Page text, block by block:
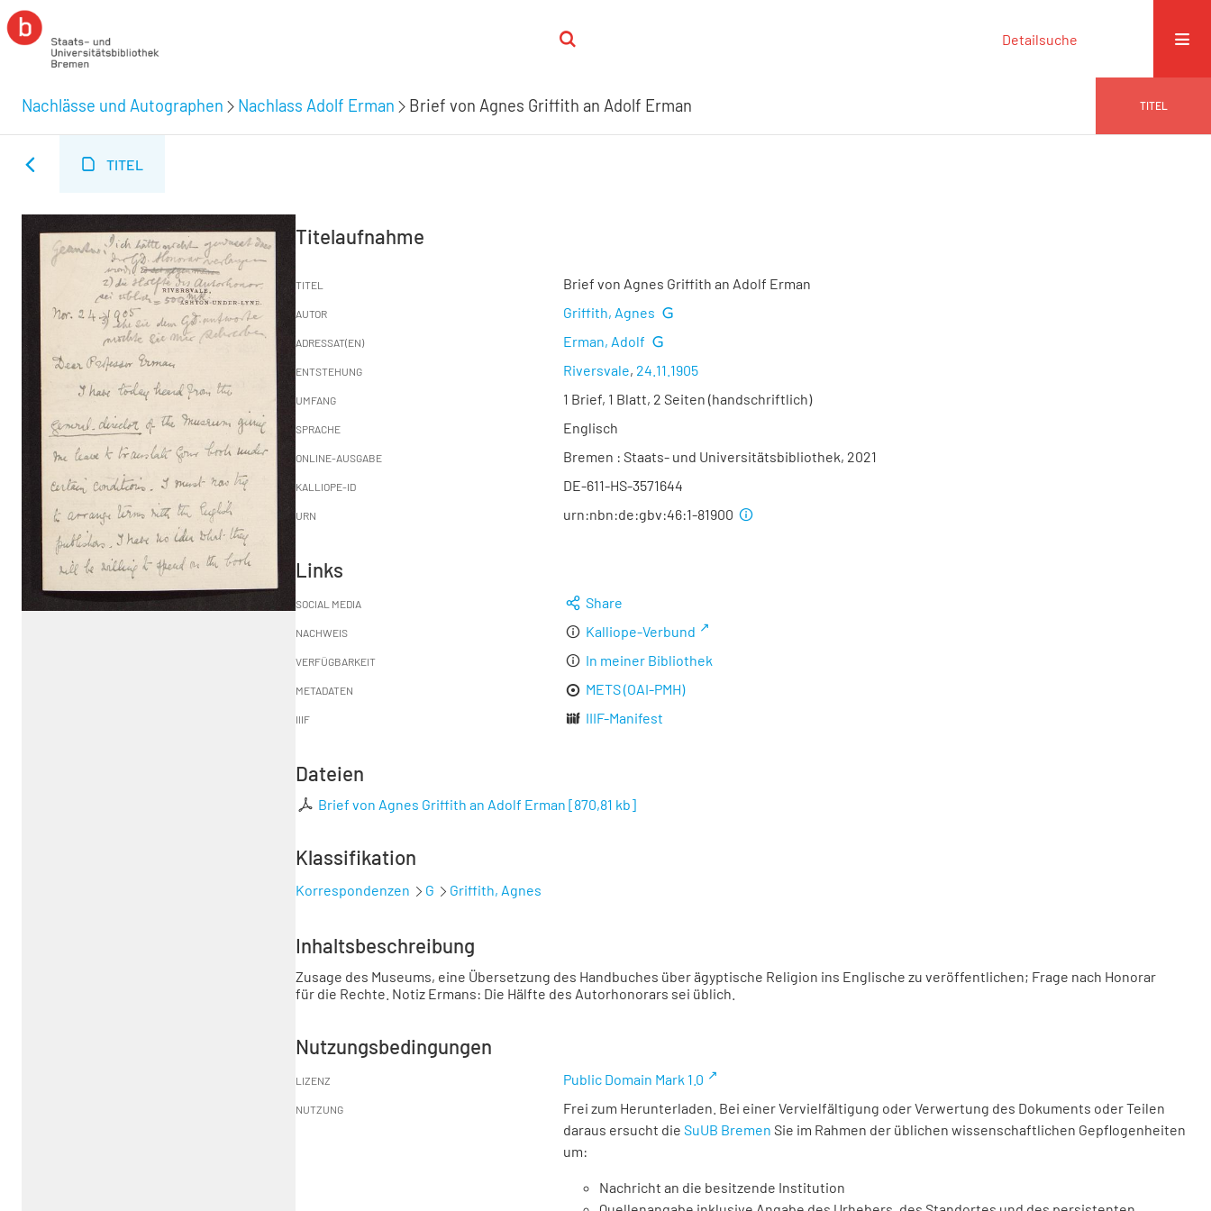
Detailsuche
Nachlässe und Autographen Nachlass Adolf Erman Brief von Agnes Griffith an Adolf Erman TITEL
TITEL
Titelaufnahme
TITEL Brief von Agnes Griffith an Adolf Erman
AUTOR Griffith, Agnes
ADRESSAT(EN) Erman, Adolf
ENTSTEHUNG Riversvale, 24.11.1905
UMFANG 1 Brief, 1 Blatt, 2 Seiten (handschriftlich)
SPRACHE Englisch
ONLINE-AUSGABE Bremen : Staats- und Universitätsbibliothek, 2021
KALLIOPE-ID DE-611-HS-3571644
URN urn:nbn:de:gbv:46:1-81900
Links
SOCIAL MEDIA Share
NACHWEIS Kalliope-Verbund
VERFÜGBARKEIT In meiner Bibliothek
METADATEN METS (OAI-PMH)
IIIF IIIF-Manifest
Dateien
Brief von Agnes Griffith an Adolf Erman [870,81 kb]
Klassifikation
Korrespondenzen G Griffith, Agnes
Inhaltsbeschreibung
Zusage des Museums, eine Übersetzung des Handbuches über ägyptische Religion ins Englische zu veröffentlichen; Frage nach Honorar
für die Rechte. Notiz Ermans: Die Hälfte des Autorhonorars sei üblich.
Nutzungsbedingungen
LIZENZ Public Domain Mark 1.0
NUTZUNG
Frei zum Herunterladen. Bei einer Vervielfältigung oder Verwertung des Dokuments oder Teilen
daraus ersucht die SuUB Bremen Sie im Rahmen der üblichen wissenschaftlichen Gepflogenheiten
um:
Nachricht an die besitzende Institution